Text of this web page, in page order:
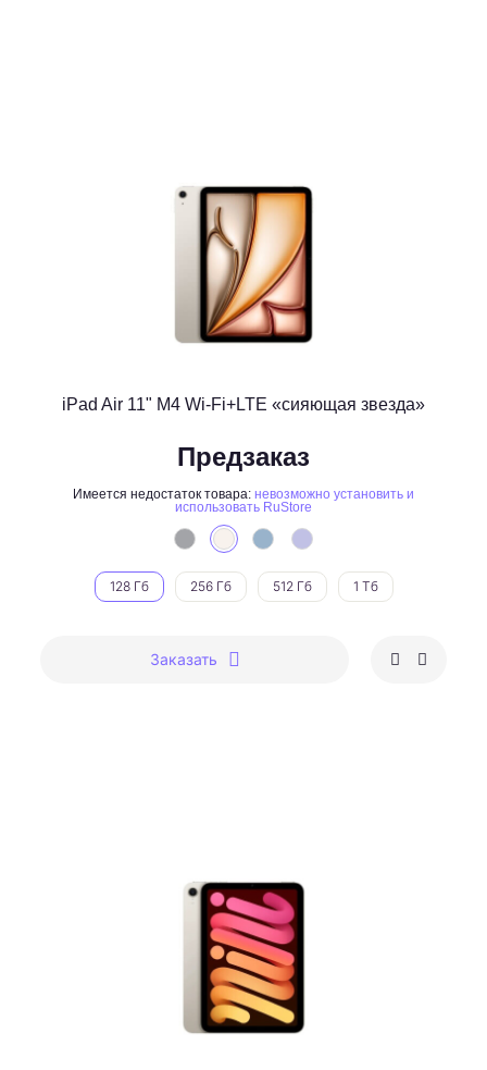
iPad Air 11" M4 Wi-Fi+LTE «сияющая звезда»
Предзаказ
Имеется недостаток товара: невозможно установить и
использовать RuStore
128 Гб 256 Гб 512 Гб 1 Тб
Заказать